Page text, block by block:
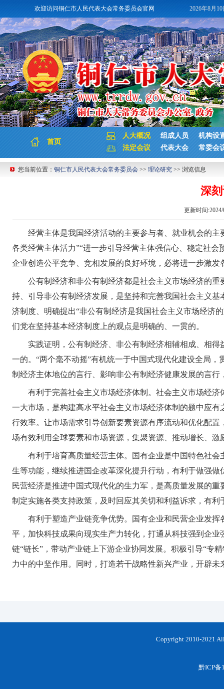
欢迎访问铜仁市人民代表大会常务委员会官网 2026年8月
首页
人大概况 组成人员
机构设
法定会议
代表大会 常委会
您当前位置： 铜仁市人民代表大会常务委员会 >> 理论研究 >> 浏览信息
深
更新时间
经营主体是我国经济活动的主要参与者、就业机会的
各类经营主体活力”“进一步引导经营主体强信心、稳定社
企业创造公平竞争、竞相发展的良好环境，必将进一步激
公有制经济和非公有制经济都是社会主义市场经济的
持、引导非公有制经济发展，是坚持和完善我国社会主义
济制度、明确提出“非公有制经济是我国社会主义市场经济
们党在坚持基本经济制度上的观点是明确的、一贯的。
实践证明，公有制经济、非公有制经济相辅相成、相
一的。“两个毫不动摇”有机统一于中国式现代化建设全局
制经济主体地位的言行、影响非公有制经济健康发展的言
有利于完善社会主义市场经济体制。社会主义市场经
一大市场，是构建高水平社会主义市场经济体制的题中应
行效率。让市场需求引导创新要素资源有序流动和优化配
场有效利用全球要素和市场资源，集聚资源、推动增长、
有利于培育高质量经营主体。国有企业是中国特色社
生等功能，继续推进国企改革深化提升行动，有利于做强
民营经济是推进中国式现代化的生力军，是高质量发展的
制定实施各类支持政策，及时回应其关切和利益诉求，有
有利于塑造产业链竞争优势。国有企业和民营企业发
平，加快科技成果向现实生产力转化，打通从科技强到企
链“链长”，带动产业链上下游企业协同发展。积极引导“专
力中的中坚作用。同时，打造若干战略性新兴产业，开辟
Copyright 2010-2021
黔ICP备